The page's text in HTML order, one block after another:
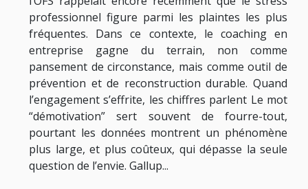
professionnel figure parmi les plaintes les plus
fréquentes. Dans ce contexte, le coaching en
entreprise gagne du terrain, non comme
pansement de circonstance, mais comme outil de
prévention et de reconstruction durable. Quand
l’engagement s’effrite, les chiffres parlent Le mot
“démotivation” sert souvent de fourre-tout,
pourtant les données montrent un phénomène
plus large, et plus coûteux, qui dépasse la seule
question de l’envie. Gallup...